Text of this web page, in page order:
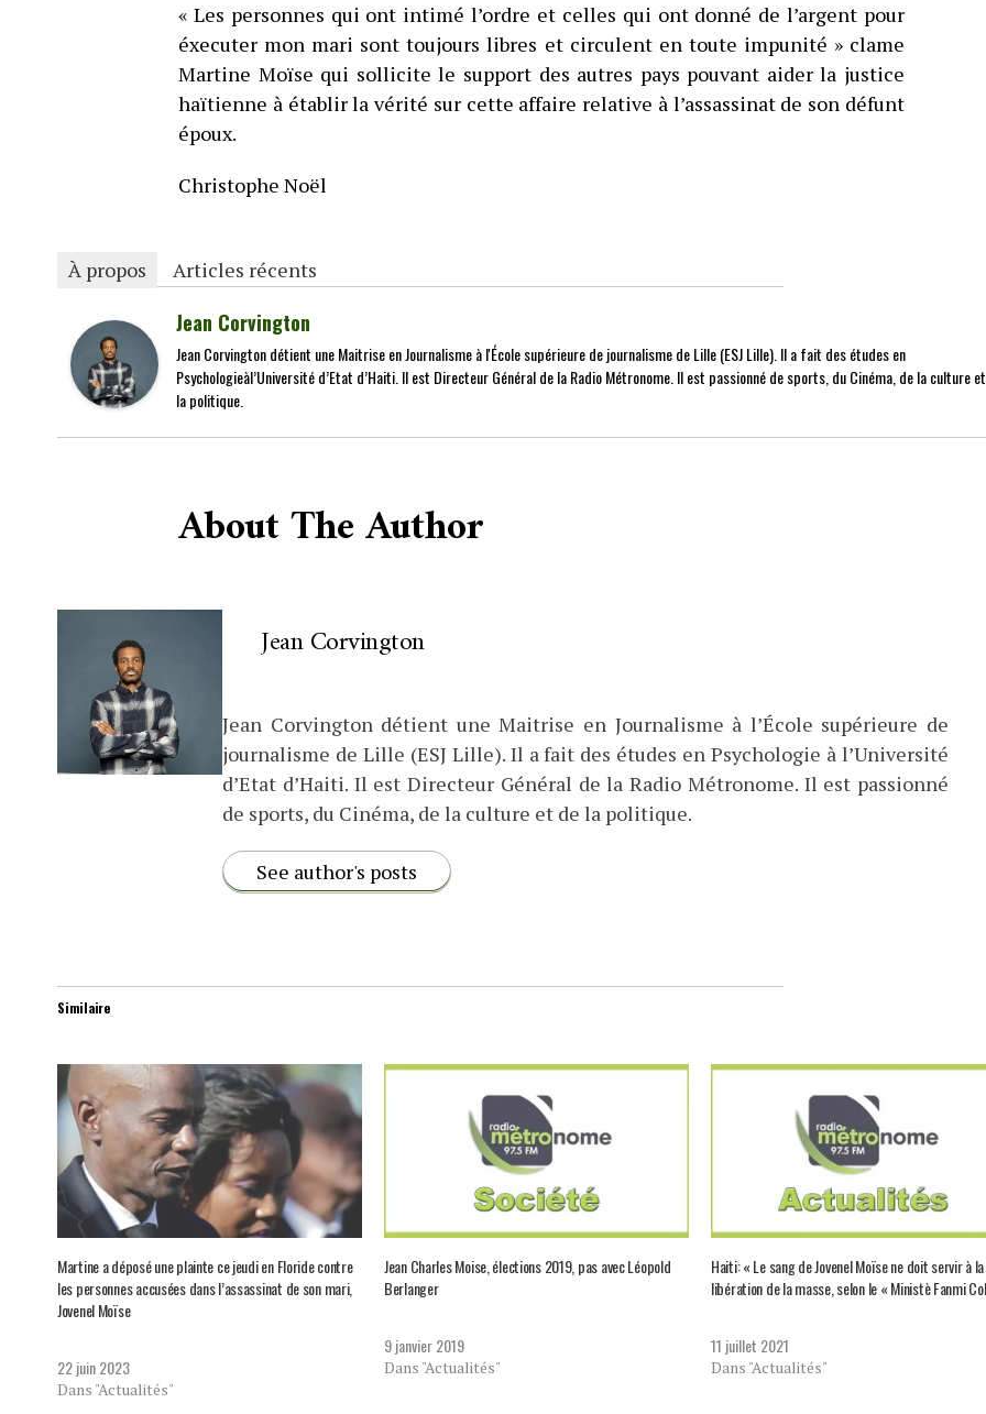
« Les personnes qui ont intimé l’ordre et celles qui ont donné de l’argent pour
éxecuter mon mari sont toujours libres et circulent en toute impunité » clame
Martine Moïse qui sollicite le support des autres pays pouvant aider la justice
haïtienne à établir la vérité sur cette affaire relative à l’assassinat de son défunt
époux.
Christophe Noël
À propos Articles récents
Jean Corvington
Jean Corvington détient une Maitrise en Journalisme à l'École supérieure de journalisme de Lille (ESJ Lille). Il a fait des études en
Psychologieàl’Université d’Etat d’Haiti. Il est Directeur Général de la Radio Métronome. Il est passionné de sports, du Cinéma, de la culture
la politique.
About The Author
Jean Corvington
Jean Corvington détient une Maitrise en Journalisme à l’École supérieure de
journalisme de Lille (ESJ Lille). Il a fait des études en Psychologie à l’Université
d’Etat d’Haiti. Il est Directeur Général de la Radio Métronome. Il est passionné
de sports, du Cinéma, de la culture et de la politique.
See author's posts
Similaire
Martine a déposé une plainte ce jeudi en Floride contre
les personnes accusées dans l’assassinat de son mari,
Jovenel Moïse
22 juin 2023
Dans "Actualités"
Jean Charles Moise, élections 2019, pas avec Léopold
Berlanger
9 janvier 2019
Dans "Actualités"
Haiti: « Le sang de Jovenel Moïse ne doit servir à la
libération de la masse, selon le « Ministè Fanmi
11 juillet 2021
Dans "Actualités"